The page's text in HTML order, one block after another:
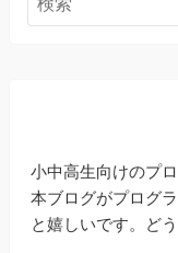
小中高生向けのプ
本ブログがプログ
と嬉しいです。ど